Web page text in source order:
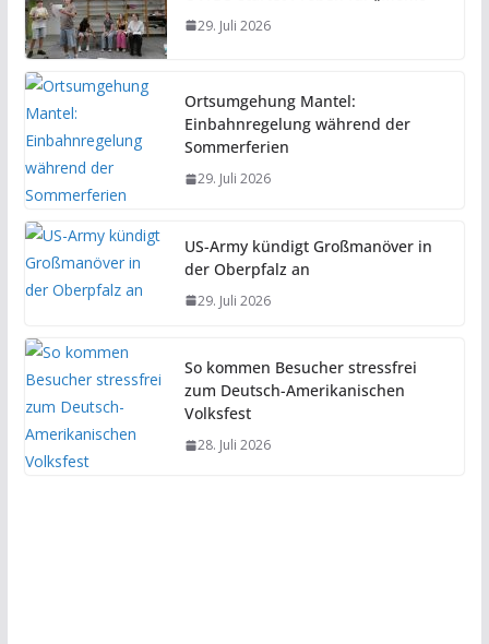
29. Juli 2026
Ortsumgehung Mantel:
Einbahnregelung während der
Sommerferien
29. Juli 2026
US-Army kündigt Großmanöver in
der Oberpfalz an
29. Juli 2026
So kommen Besucher stressfrei
zum Deutsch-Amerikanischen
Volksfest
28. Juli 2026